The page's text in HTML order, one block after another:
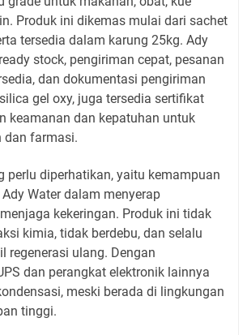
Produk ini dikemas mulai dari sachet
tersedia dalam karung 25kg. Ady
stock, pengiriman cepat, pesanan
dan dokumentasi pengiriman
gel oxy, juga tersedia sertifikat
keamanan dan kepatuhan untuk
dan farmasi.
perlu diperhatikan, yaitu kemampuan
Water dalam menyerap
kekeringan. Produk ini tidak
kimia, tidak berdebu, dan selalu
regenerasi ulang. Dengan
dan perangkat elektronik lainnya
meski berada di lingkungan
tinggi.